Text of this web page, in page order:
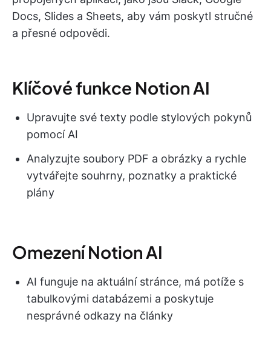
Docs, Slides a Sheets, aby vám poskytl stručné
a přesné odpovědi.
Klíčové funkce Notion AI
Upravujte své texty podle stylových pokynů
pomocí AI
Analyzujte soubory PDF a obrázky a rychle
vytvářejte souhrny, poznatky a praktické
plány
Omezení Notion AI
AI funguje na aktuální stránce, má potíže s
tabulkovými databázemi a poskytuje
nesprávné odkazy na články